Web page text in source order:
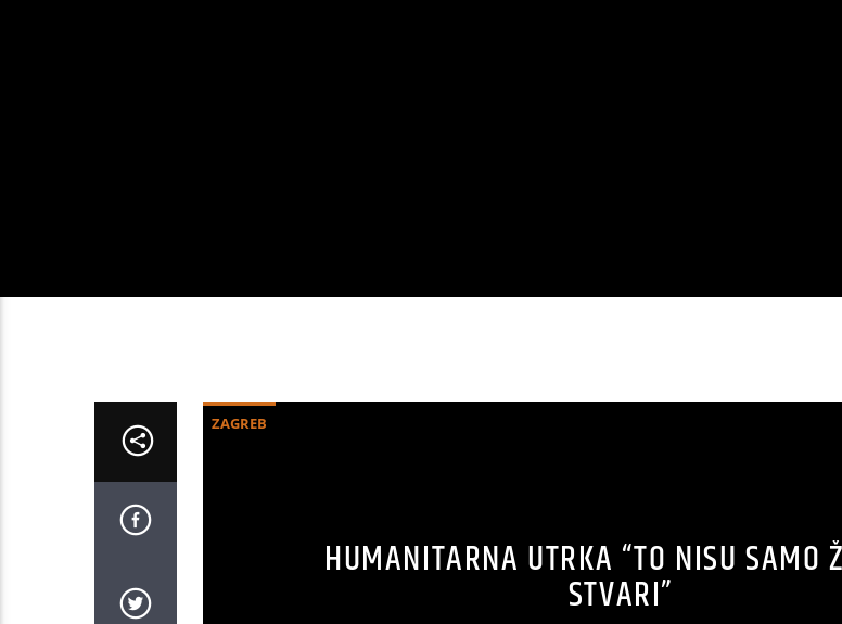
ZAGREB
HUMANITARNA UTRKA “TO NISU SAMO
STVARI”